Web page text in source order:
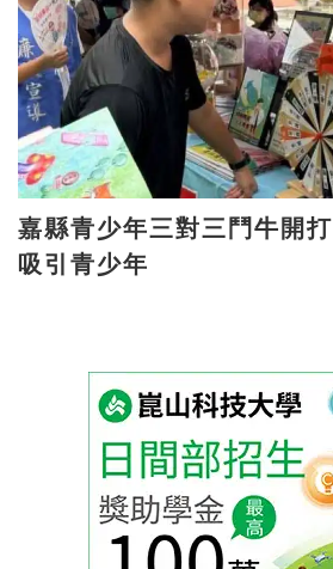
嘉縣青少年三對三鬥牛開打 嘉警創意宣導
吸引青少年